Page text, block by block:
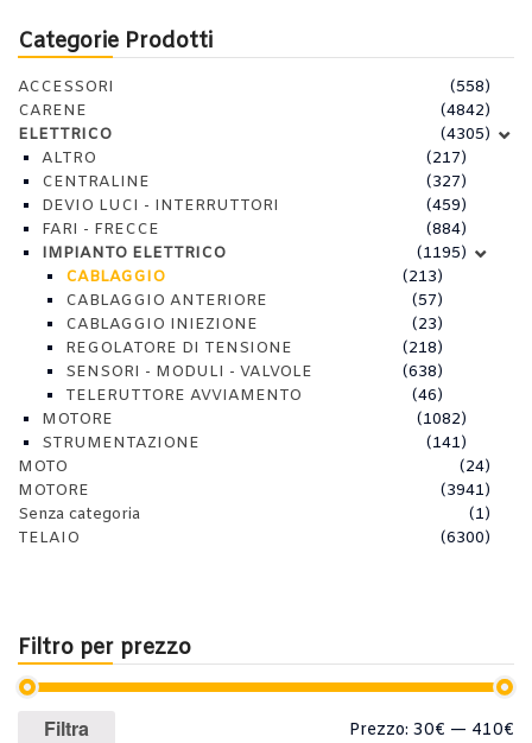
Categorie Prodotti
ACCESSORI
(558)
CARENE
(4842)
ELETTRICO
(4305)
ALTRO
(217)
CENTRALINE
(327)
DEVIO LUCI - INTERRUTTORI
(459)
FARI - FRECCE
(884)
IMPIANTO ELETTRICO
(1195)
CABLAGGIO
(213)
CABLAGGIO ANTERIORE
(57)
CABLAGGIO INIEZIONE
(23)
REGOLATORE DI TENSIONE
(218)
SENSORI - MODULI - VALVOLE
(638)
TELERUTTORE AVVIAMENTO
(46)
MOTORE
(1082)
STRUMENTAZIONE
(141)
MOTO
(24)
MOTORE
(3941)
Senza categoria
(1)
TELAIO
(6300)
Filtro per prezzo
Prezzo
Prezzo
Filtra Prezzo: 30€ — 410€